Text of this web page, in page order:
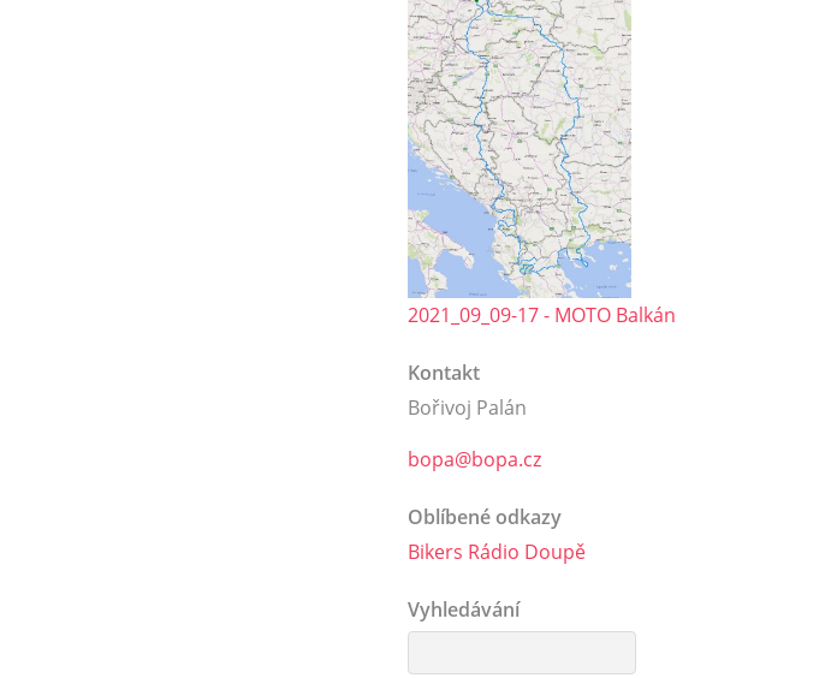
2021_09_09-17 - MOTO Balkán
Kontakt
Bořivoj Palán
bopa@bopa.cz
Oblíbené odkazy
Bikers Rádio Doupě
Vyhledávání